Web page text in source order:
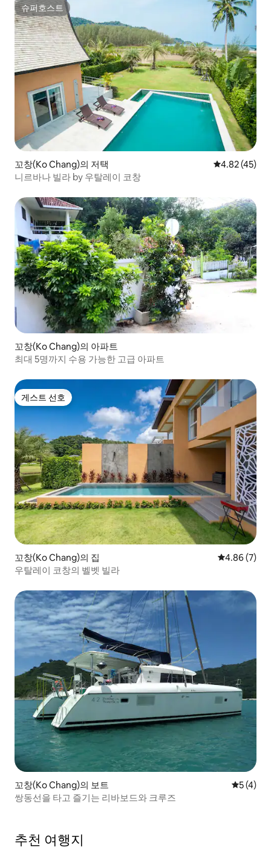
슈퍼호스트
슈퍼호스트
꼬창(Ko Chang)의 저택 평점 4.82점
4.82 (45)
니르바나 빌라 by 우탈레이 코창
꼬창(Ko Chang)의 아파트
최대 5명까지 수용 가능한 고급 아파트
게스트 선호
게스트 선호
꼬창(Ko Chang)의 집 평점 4.86점
4.86 (7)
우탈레이 코창의 벨벳 빌라
꼬창(Ko Chang)의 보트 평점 5점
5 (4)
쌍동선을 타고 즐기는 리바보드와 크루즈
추천 여행지